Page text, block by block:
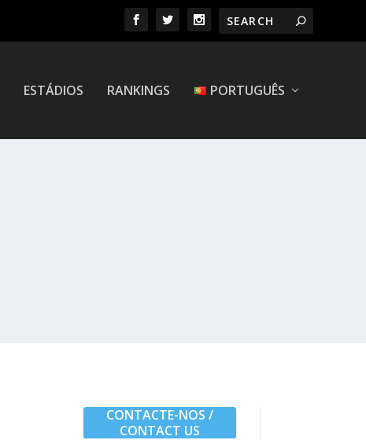
ESTÁDIOS RANKINGS PORTUGUÊS
CONTACTE-NOS /
CONTACT US